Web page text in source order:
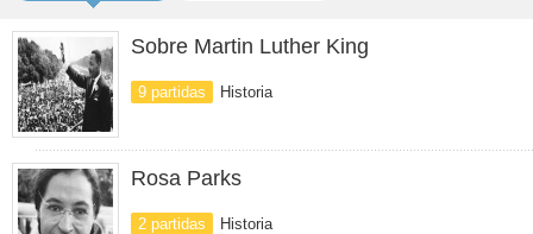
Sobre Martin Luther King
9 partidas Historia
Rosa Parks
2 partidas Historia